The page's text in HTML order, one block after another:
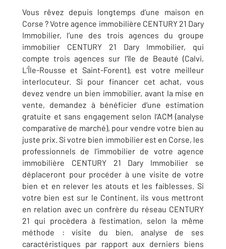
Vous rêvez depuis longtemps d’une maison en
Corse ? Votre agence immobilière CENTURY 21 Dary
Immobilier, l’une des trois agences du groupe
immobilier CENTURY 21 Dary Immobilier, qui
compte trois agences sur l'île de Beauté (Calvi,
L’Île-Rousse et Saint-Forent), est votre meilleur
interlocuteur. Si pour financer cet achat, vous
devez vendre un bien immobilier, avant la mise en
vente, demandez à bénéficier d’une estimation
gratuite et sans engagement selon l’ACM (analyse
comparative de marché), pour vendre votre bien au
juste prix. Si votre bien immobilier est en Corse, les
professionnels de l’immobilier de votre agence
immobilière CENTURY 21 Dary Immobilier se
déplaceront pour procéder à une visite de votre
bien et en relever les atouts et les faiblesses. Si
votre bien est sur le Continent, ils vous mettront
en relation avec un confrère du réseau CENTURY
21 qui procèdera à l’estimation, selon la même
méthode : visite du bien, analyse de ses
caractéristiques par rapport aux derniers biens